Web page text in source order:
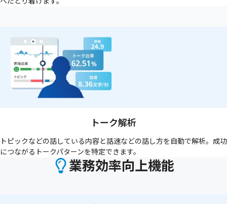
トーク解析
トピックなどの話している内容と話速などの話し方を自動で解析。成功
につながるトークパターンを特定できます。
業務効率向上機能